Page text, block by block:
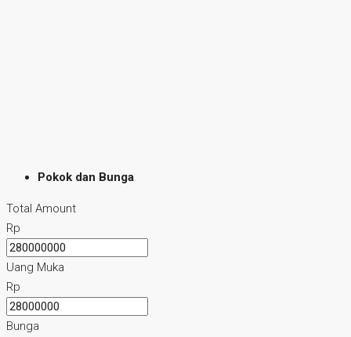
Pokok dan Bunga
Total Amount
Rp
Uang Muka
Rp
Bunga